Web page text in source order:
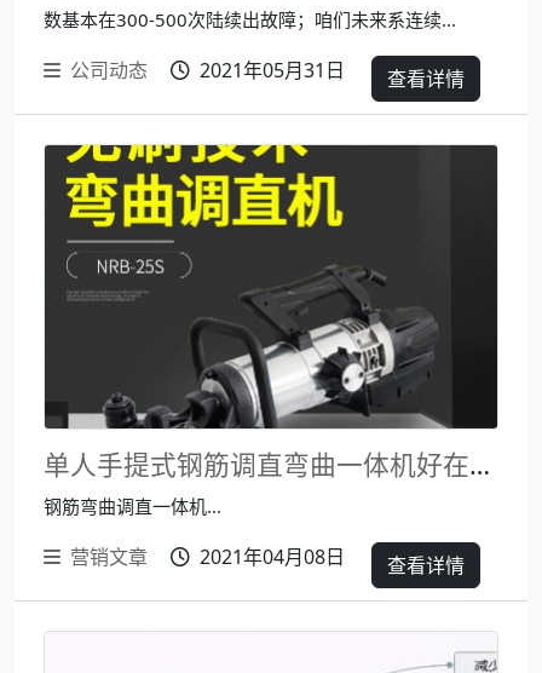
数基本在300-500次陆续出故障；咱们未来系连续...
公司动态 2021年05月31日 查看详情
单人手提式钢筋调直弯曲一体机好在哪里？
钢筋弯曲调直一体机...
营销文章 2021年04月08日 查看详情